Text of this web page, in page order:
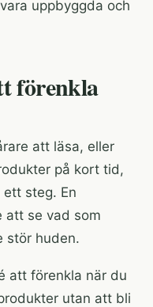
uppbyggda och
förenkla
att läsa, eller
på kort tid,
steg. En
att se vad som
stör huden.
att förenkla när du
utan att bli